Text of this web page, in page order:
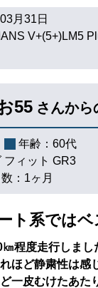
月31日
V+(5+)LM5
55 さんから
年齢： 60代
フィット GR3
： 1ヶ月
ト系ではベ
程度走行しまし
ほど静粛性は感
一皮むけたあた